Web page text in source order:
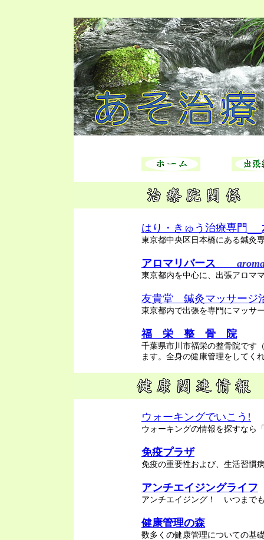
はり・きゅう治療専門
東京都中央区日本橋にある鍼灸
アロマリバース
東京都内を中心に、出張アロマ
友貴堂 鍼灸マッサージ
東京都内で出張を専門にマッサ
福 栄 整 骨 院
千葉県市川市福栄の整骨院です
ます。全身の健康管理をしてく
ウォーキングでいこう!
ウォーキングの情報を探すなら
免疫プラザ
免疫の重要性および、生活習慣
アンチエイジングライフ
アンチエイジング！ いつまで
健康管理の森
数多くの健康管理についての基